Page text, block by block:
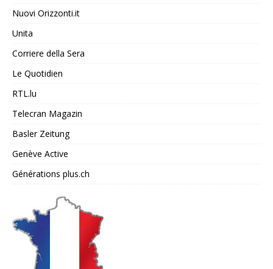
Nuovi Orizzonti.it
Unita
Corriere della Sera
Le Quotidien
RTL.lu
Telecran Magazin
Basler Zeitung
Genève Active
Générations plus.ch